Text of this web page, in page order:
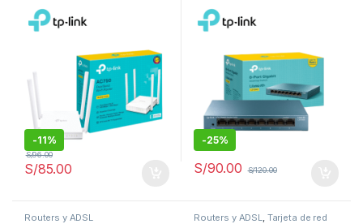
-11%
S/85.00
S/96.00
-25%
S/90.00 S/120.00
Routers y ADSL Routers y ADSL Tarjeta de red